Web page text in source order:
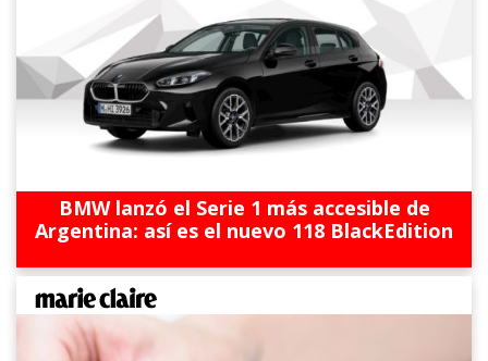
BMW lanzó el Serie 1 más accesible de
Argentina: así es el nuevo 118 BlackEdition